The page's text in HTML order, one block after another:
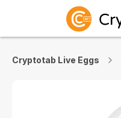
Cryptotab Live Eggs